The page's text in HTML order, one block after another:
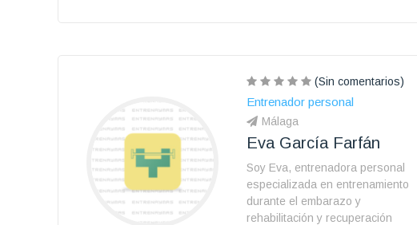
(Sin comentarios)
Entrenador personal
Málaga
Eva García Farfán
Soy Eva, entrenadora personal
especializada en entrenamiento
durante el embarazo y
rehabilitación y recuperación